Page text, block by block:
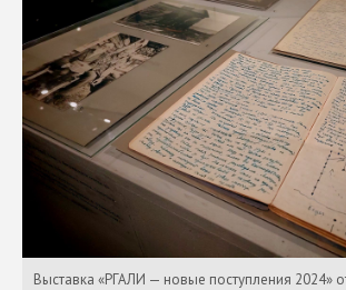
Выставка «РГАЛИ — новые поступления 2024»